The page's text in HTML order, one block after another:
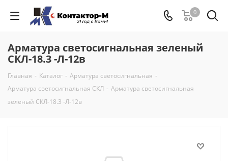
0
Арматура светосигнальная зеленый
СКЛ-18.3 -Л-12в
Главная - Каталог - Арматура светосигнальная -
Арматура светосигнальная СКЛ - Арматура светосигнальная
зеленый СКЛ-18.3 -Л-12в